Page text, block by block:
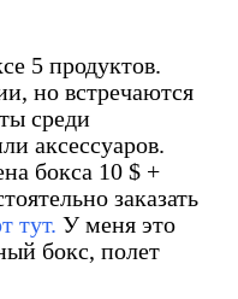
5 продуктов.
но встречаются
среди
аксессуаров.
бокса 10 $ +
заказать
тут. У меня это
бокс, полет